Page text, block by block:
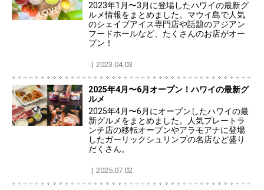
2023年1月〜3月に登場したハワイの最新グ
ルメ情報をまとめました。マウイ島で人気
のシェイブアイス専門店や話題のアジアン
フードホールなど、たくさんのお店がオー
プン！
2023.04.03
2025年4月〜6月オープン！ハワイの最新グ
ルメ
2025年4月〜6月にオープンしたハワイの最
新グルメをまとめました。人気プレートラ
ンチ店の移転オープンやアラモアナに登場
したガーリックシュリンプの名店など盛り
だくさん。
2025.07.02